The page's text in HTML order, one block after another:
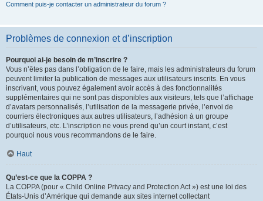
Comment puis-je contacter un administrateur du forum ?
Problèmes de connexion et d’inscription
Pourquoi ai-je besoin de m’inscrire ?
Vous n’êtes pas dans l’obligation de le faire, mais les administrateurs du forum
peuvent limiter la publication de messages aux utilisateurs inscrits. En vous
inscrivant, vous pouvez également avoir accès à des fonctionnalités
supplémentaires qui ne sont pas disponibles aux visiteurs, tels que l’affichage
d’avatars personnalisés, l’utilisation de la messagerie privée, l’envoi de
courriers électroniques aux autres utilisateurs, l’adhésion à un groupe
d’utilisateurs, etc. L’inscription ne vous prend qu’un court instant, c’est
pourquoi nous vous recommandons de le faire.
Haut
Qu’est-ce que la COPPA ?
La COPPA (pour « Child Online Privacy and Protection Act ») est une loi des
États-Unis d’Amérique qui demande aux sites internet collectant